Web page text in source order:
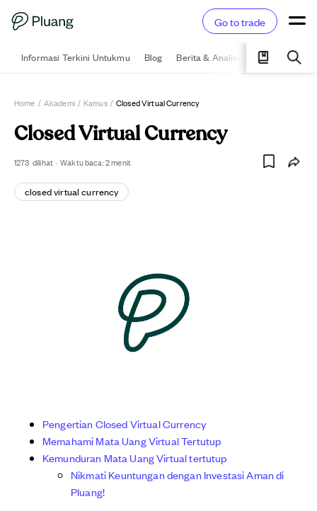
Go to trade
Informasi Terkini Untukmu Blog Berita & Analisis Pelajari
Home / Akademi / Kamus / Closed Virtual Currency
Closed Virtual Currency
1273 dilihat · Waktu baca:2menit
closed virtual currency
Pengertian Closed Virtual Currency
Memahami Mata Uang Virtual Tertutup
Kemunduran Mata Uang Virtual tertutup
Nikmati Keuntungan dengan Investasi Aman di
Pluang!